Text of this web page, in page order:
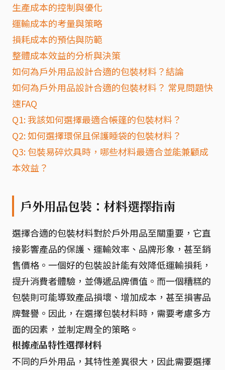
生產成本的控制與優化
運輸成本的考量與策略
損耗成本的預估與防範
整體成本效益的分析與決策
如何為戶外用品設計合適的包裝材料？結論
如何為戶外用品設計合適的包裝材料？ 常見問題快
速FAQ
Q1: 我該如何選擇最適合帳篷的包裝材料？
Q2: 如何選擇環保且保護睡袋的包裝材料？
Q3: 包裝易碎炊具時，哪些材料最適合並能兼顧成
本效益？
戶外用品包裝：材料選擇指南
選擇合適的包裝材料對於戶外用品至關重要，它直
接影響產品的保護、運輸效率、品牌形象，甚至銷
售價格。一個好的包裝設計能有效降低運輸損耗，
提升消費者體驗，並傳遞品牌價值。而一個糟糕的
包裝則可能導致產品損壞、增加成本，甚至損害品
牌聲譽。因此，在選擇包裝材料時，需要考慮多方
面的因素，並制定周全的策略。
根據產品特性選擇材料
不同的戶外用品，其特性差異很大，因此需要選擇